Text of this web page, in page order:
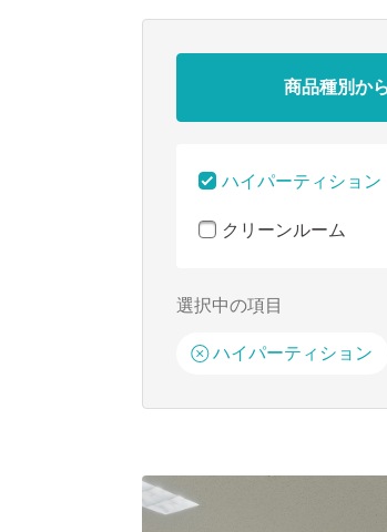
商品種別か
ハイパーティション
クリーンルーム
ハイパーティション